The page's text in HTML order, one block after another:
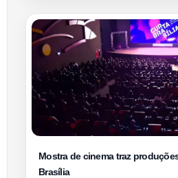
Mostra de cinema traz
Brasília